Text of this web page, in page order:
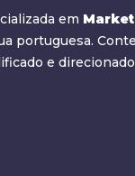
em
portuguesa.
e